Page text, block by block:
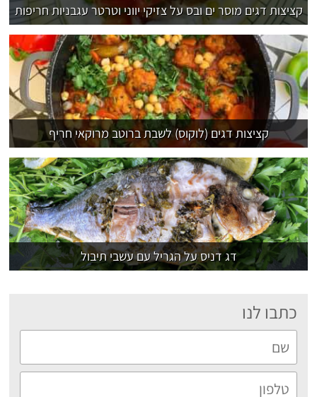
קציצות דגים מוסר ים ובס על צזיקי יווני וטרטר עגבניות חריפות
קציצות דגים (לוקוס) לשבת ברוטב מרוקאי חריף
דג דניס על הגריל עם עשבי תיבול
כתבו לנו